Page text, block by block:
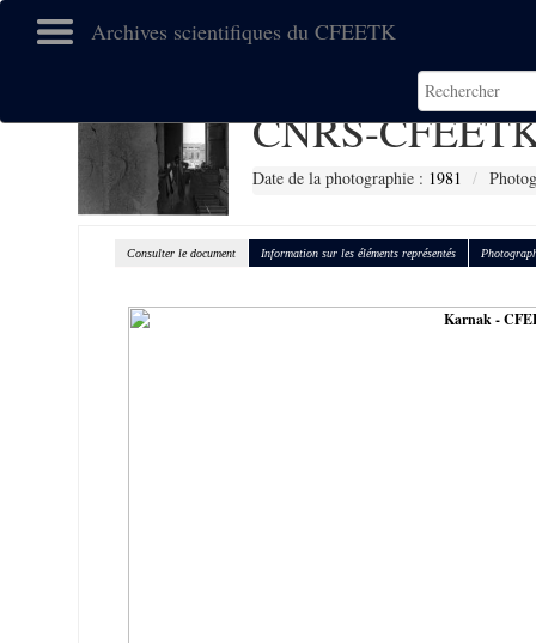
Archives scientifiques du CFEETK
CNRS-
Date de la photographie : 1981
Consulter le document Information sur les éléments représentés